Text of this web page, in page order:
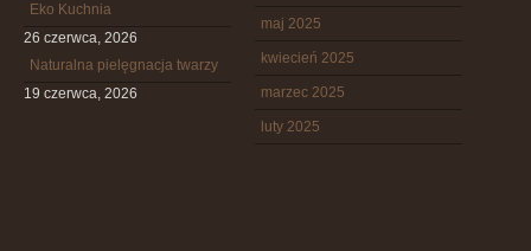
Eko Kuchnia
26 czerwca, 2026
Naturalna pielęgnacja twarzy
19 czerwca, 2026
maj 2025
kwiecień 2025
marzec 2025
luty 2025